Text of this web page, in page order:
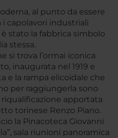
al punto da essere
i capolavori industriali
stato la fabbrica simbolo
stessa.
si trova l’ormai iconica
inaugurata nel 1919 e
e la rampa elicoidale che
per raggiungerla sono
riqualificazione apportata
torinese Renzo Piano.
la Pinacoteca Giovanni
sala riunioni panoramica